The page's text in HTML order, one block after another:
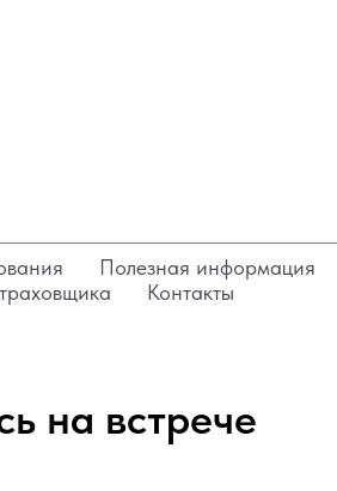
Полезная информация
Контакты
на встрече